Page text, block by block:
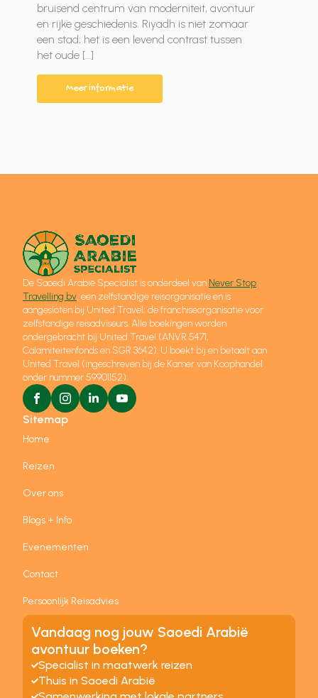
bruisend centrum van moderniteit, avontuur
en rijke geschiedenis. Riyadh is niet zomaar
een stad; het is een levend contrast tussen
het oude […]
Meer informatie
De Saoedi Arabië Specialist is onderdeel van Never Stop
Travelling bv, een zelfstandige reisorganisatie en is
aangesloten bij United Travel; de franchiseorganisatie voor
zelfstandige reisadviseurs. Alle boekingen worden
ondergebracht bij United Travel (ANVR 5471,
Calamiteitenfonds en SGR 3642). U boekt bij en betaalt aan
United Travel (ingeschreven bij de Kamer van Koophandel
onder nummer 59901152).
Sitemap
Home
Reizen
Over ons
Blogs + Info
Evenementen
Contact
Persoonlijk Reisadvies
Vandaag nog jouw Saoedi Arabië
avontuur boeken?
Specialist in maatwerk reizen
Thuis in Saoedi Arabië